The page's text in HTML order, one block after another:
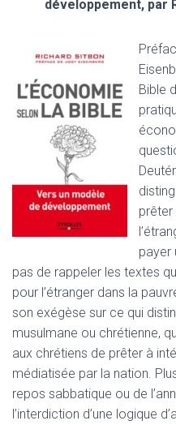
développement, par
Bible
prêter
payer
pas de rappeler les textes
pour l’étranger dans la
son exégèse sur ce qui
musulmane ou chrétienne,
aux chrétiens de prêter à
médiatisée par la nation.
repos sabbatique ou de
l’interdiction d’une logique